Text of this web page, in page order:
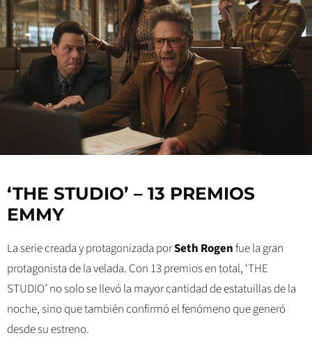
‘THE STUDIO’ – 13 PREMIOS
EMMY
La serie creada y protagonizada porSeth Rogenfue la gran
protagonista de la velada. Con 13 premios en total, ‘THE
STUDIO’ no solo se llevó la mayor cantidad de estatuillas de la
noche, sino que también confirmó el fenómeno que generó
desde su estreno.